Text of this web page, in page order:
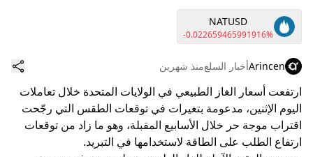
NATUSD
-0.022659465991916%
Arincenأخبار السلعمنذ شهرين
ارتفعت أسعار الغاز الطبيعي في الولايات المتحدة خلال تعاملات
اليوم الإثنين، مدعومة بتغيرات في توقعات الطقس التي رجّحت
اقتراب موجة حر خلال الأسابيع المقبلة، وهو ما زاد من توقعات
ارتفاع الطلب على الطاقة لاستخدامها في التبريد.